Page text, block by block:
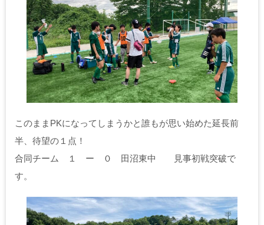
このままPKになってしまうかと誰もが思い始めた延長前
半、待望の１点！
合同チーム １ ー ０ 田沼東中 見事初戦突破で
す。